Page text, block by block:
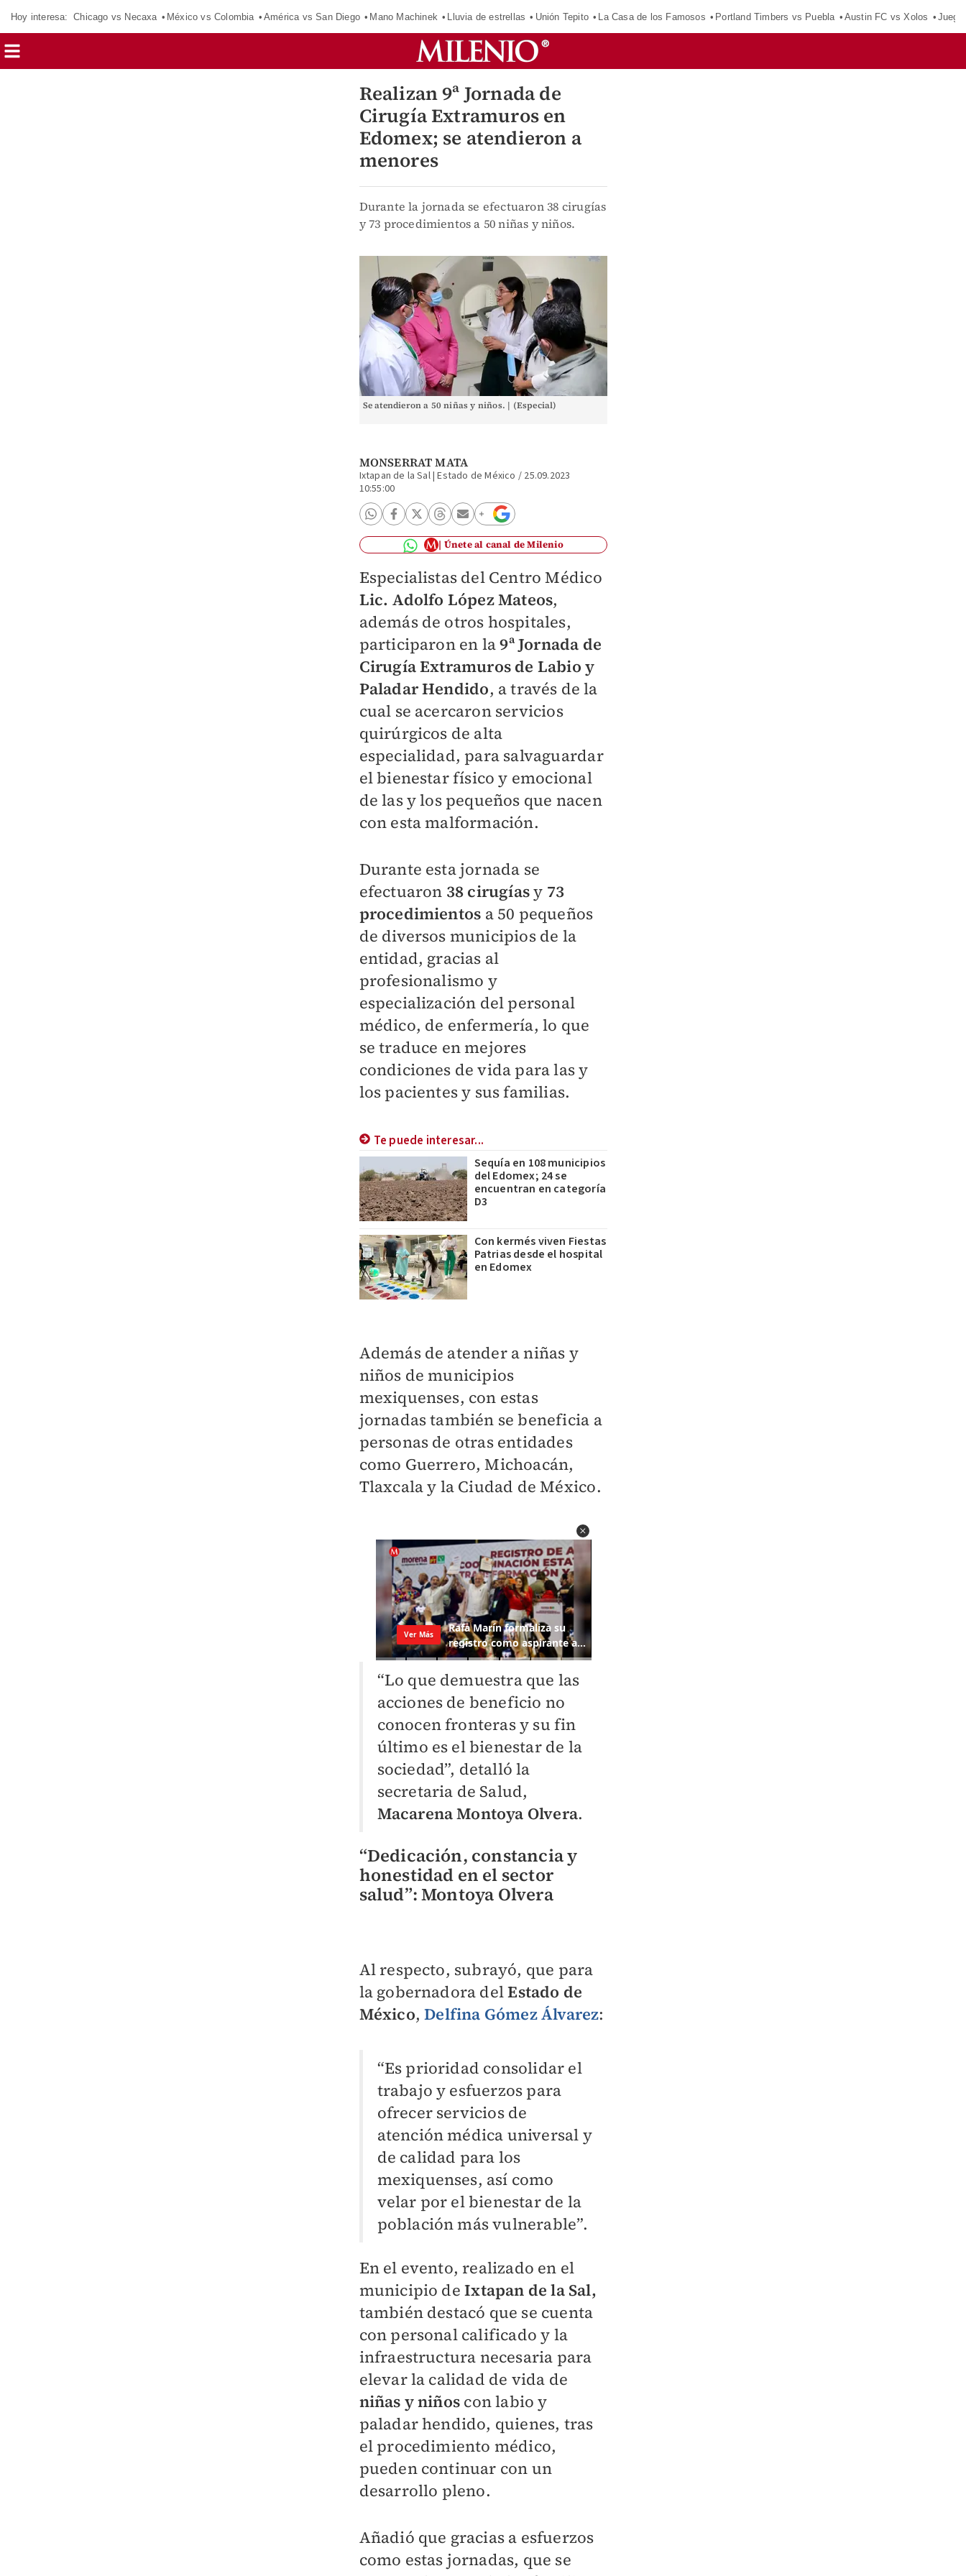
Hoy interesa: Chicago vs Necaxa México vs Colombia América vs San Diego Mano Machinek Lluvia de estrellas Unión Tepito La Casa de los Famosos Portland Timbers vs Puebla Austin FC vs Xolos
Realizan 9ª Jornada de
Cirugía Extramuros en
Edomex; se atendieron a
menores
Durante la jornada se efectuaron 38 cirugías
y 73 procedimientos a 50 niñas y niños.
Se atendieron a 50 niñas y niños. | (Especial)
MONSERRAT MATA
Ixtapan de la Sal | Estado de México / 25.09.2023
10:55:00
Únete al canal de Milenio
Especialistas del Centro Médico
Lic. Adolfo López Mateos,
además de otros hospitales,
participaron en la9ª Jornada de
Cirugía Extramuros de Labio y
Paladar Hendido, a través de la
cual se acercaron servicios
quirúrgicos de alta
especialidad, para salvaguardar
el bienestar físico y emocional
de las y los pequeños que nacen
con esta malformación.
Durante esta jornada se
efectuaron 38 cirugíasy 73
procedimientos a 50 pequeños
de diversos municipios de la
entidad, gracias al
profesionalismo y
especialización del personal
médico, de enfermería, lo que
se traduce en mejores
condiciones de vida para las y
los pacientes y sus familias.
Te puede interesar...
Sequía en 108 municipios
del Edomex; 24 se
encuentran en categoría
D3
Con kermés viven Fiestas
Patrias desde el hospital
en Edomex
Además de atender a niñas y
niños de municipios
mexiquenses, con estas
jornadas también se beneficia a
personas de otras entidades
como Guerrero, Michoacán,
Tlaxcala y la Ciudad de México.
“Lo que demuestra que las
acciones de beneficio no
conocen fronteras y su fin
último es el bienestar de la
sociedad”, detalló la
secretaria de Salud,
Macarena Montoya Olvera.
“Dedicación, constancia y
honestidad en el sector
salud”: Montoya Olvera
Al respecto, subrayó, que para
la gobernadora delEstado de
México,Delfina Gómez Álvarez:
“Es prioridad consolidar el
trabajo y esfuerzos para
ofrecer servicios de
atención médica universal y
de calidad para los
mexiquenses, así como
velar por el bienestar de la
población más vulnerable”.
En el evento, realizado en el
municipio de Ixtapan de la Sal,
también destacó que se cuenta
con personal calificado y la
infraestructura necesaria para
elevar la calidad de vida de
niñas y niños con labio y
paladar hendido, quienes, tras
el procedimiento médico,
pueden continuar con un
desarrollo pleno.
Añadió que gracias a esfuerzos
como estas jornadas, que se